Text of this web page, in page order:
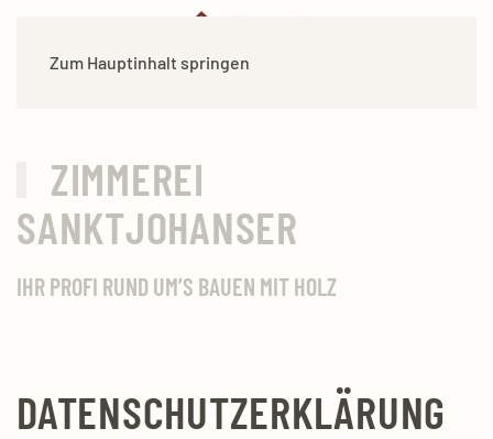
Zum Hauptinhalt springen
ZIMMEREI
SANKTJOHANSER
IHR PROFI RUND UM’S BAUEN MIT HOLZ
DATENSCHUTZERKLÄRUNG